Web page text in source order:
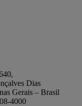
Dias
Gerais – Brasil
4000